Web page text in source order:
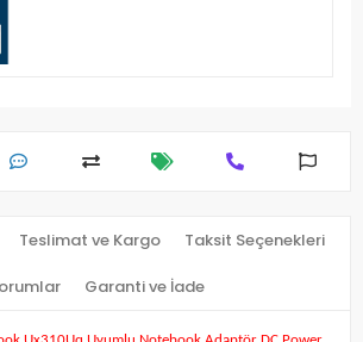
Teslimat ve Kargo Taksit Seçenekleri
Garanti ve İade